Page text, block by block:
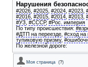
Нарушения
#2026 #2025 #2024 #2023
#2016 #2015 #2014 #2013
#УЗ #СССР, #Рос. империя
По типу происшествия:
#ДТП на переезде #сход на
тупиковую призму,
По железной дороге:
Моя страница (?)